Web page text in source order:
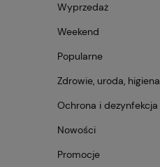
Wyprzedaż
Weekend
Popularne
Zdrowie, uroda, higiena
Ochrona i dezynfekcja
Nowości
Promocje